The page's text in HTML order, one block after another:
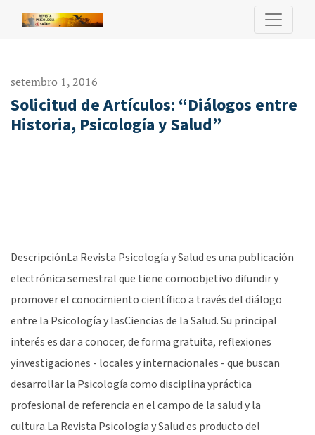
Solicitud de Artículos: “Diálogos entre Historia, Psicología y
setembro 1, 2016
Solicitud de Artículos: “Diálogos entre
Historia, Psicología y Salud”
DescripciónLa Revista Psicología y Salud es una publicación
electrónica semestral que tiene comoobjetivo difundir y
promover el conocimiento científico a través del diálogo
entre la Psicología y lasCiencias de la Salud. Su principal
interés es dar a conocer, de forma gratuita, reflexiones
yinvestigaciones - locales y internacionales - que buscan
desarrollar la Psicología como disciplina ypráctica
profesional de referencia en el campo de la salud y la
cultura.La Revista Psicología y Salud es producto del